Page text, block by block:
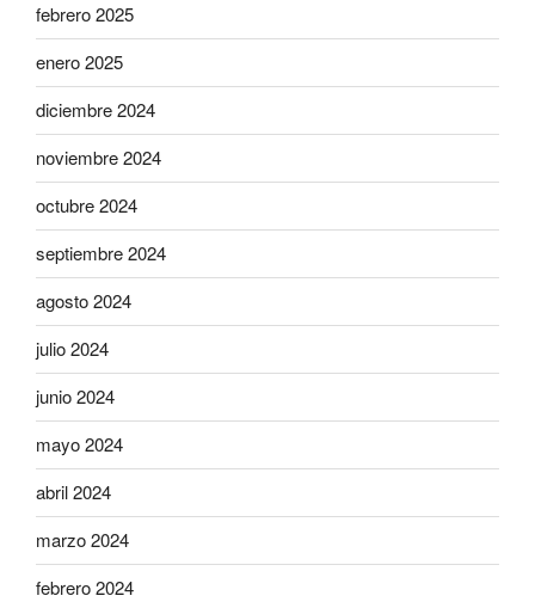
febrero 2025
enero 2025
diciembre 2024
noviembre 2024
octubre 2024
septiembre 2024
agosto 2024
julio 2024
junio 2024
mayo 2024
abril 2024
marzo 2024
febrero 2024